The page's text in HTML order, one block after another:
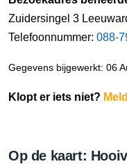
Zuidersingel 3
Telefoonnummer: 088-
Gegevens bijgewerkt: 06
Klopt er iets niet?
Op de kaart: